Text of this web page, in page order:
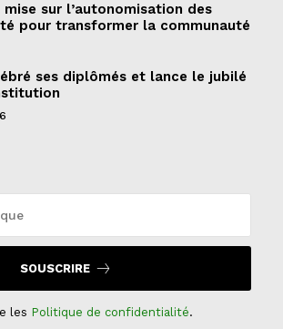
mise sur l’autonomisation des
pour transformer la communauté
ses diplômés et lance le jubilé
SOUSCRIRE
les Politique de confidentialité.